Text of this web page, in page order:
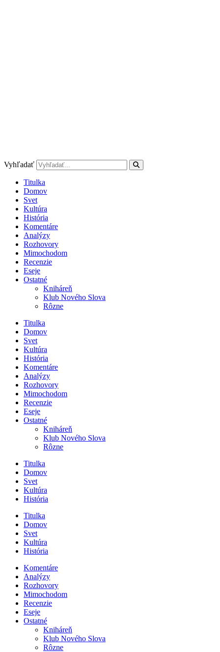
Vyhľadať
Titulka
Domov
Svet
Kultúra
História
Komentáre
Analýzy
Rozhovory
Mimochodom
Recenzie
Eseje
Ostatné
Kniháreň
Klub Nového Slova
Rôzne
Titulka
Domov
Svet
Kultúra
História
Komentáre
Analýzy
Rozhovory
Mimochodom
Recenzie
Eseje
Ostatné
Kniháreň
Klub Nového Slova
Rôzne
Titulka
Domov
Svet
Kultúra
História
Titulka
Domov
Svet
Kultúra
História
Komentáre
Analýzy
Rozhovory
Mimochodom
Recenzie
Eseje
Ostatné
Kniháreň
Klub Nového Slova
Rôzne